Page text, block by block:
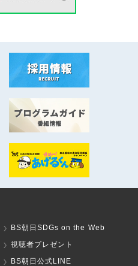
BS朝日SDGs on the Web
視聴者プレゼント
BS朝日公式LINE